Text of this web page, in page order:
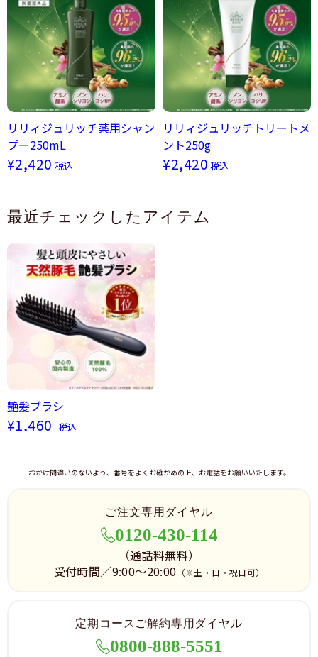
リリィジュリッチ薬用シャン
プー250mL
¥2,420 税込
リリィジュリッチトリートメ
ント250g
¥2,420 税込
最近チェックしたアイテム
艶髪ブラシ
¥1,460 税込
おかけ間違いのないよう、番号をよくお確かめの上、お電話をお願いいたします。
ご注文専用ダイヤル
0120-430-114
（通話料無料）
受付時間／9:00～20:00 （※土・日・祝日可）
定期コースご解約専用ダイヤル
0800-888-5551